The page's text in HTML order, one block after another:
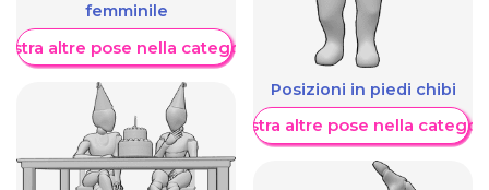
femminile
altre pose nella categoria
Posizioni in piedi chibi
Mostra altre pose nella